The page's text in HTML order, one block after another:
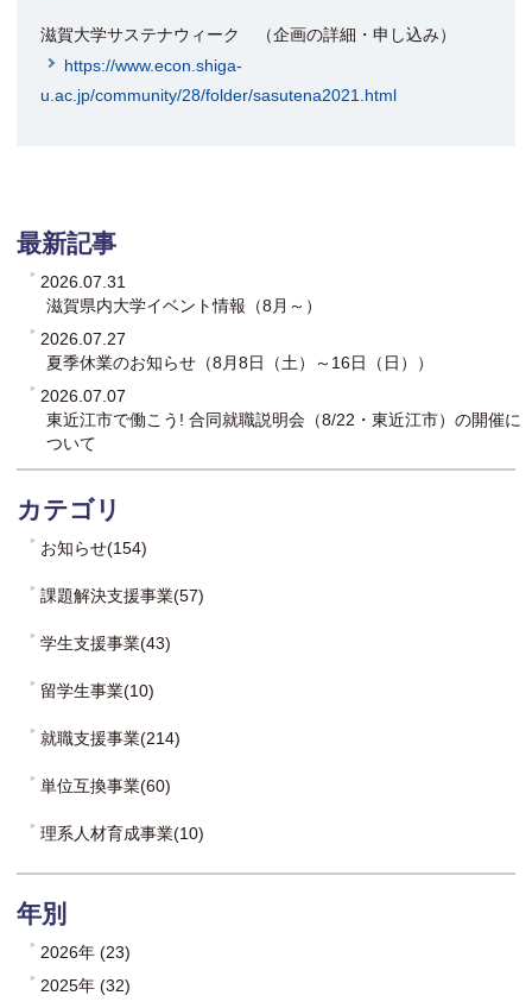
滋賀大学サステナウィーク （企画の詳細・申し込み）
https://www.econ.shiga-
u.ac.jp/community/28/folder/sasutena2021.html
最新記事
2026.07.31
滋賀県内大学イベント情報（8月～）
2026.07.27
夏季休業のお知らせ（8月8日（土）～16日（日））
2026.07.07
東近江市で働こう! 合同就職説明会（8/22・東近江市）の開催に
ついて
カテゴリ
お知らせ(154)
課題解決支援事業(57)
学生支援事業(43)
留学生事業(10)
就職支援事業(214)
単位互換事業(60)
理系人材育成事業(10)
年別
2026年 (23)
2025年 (32)